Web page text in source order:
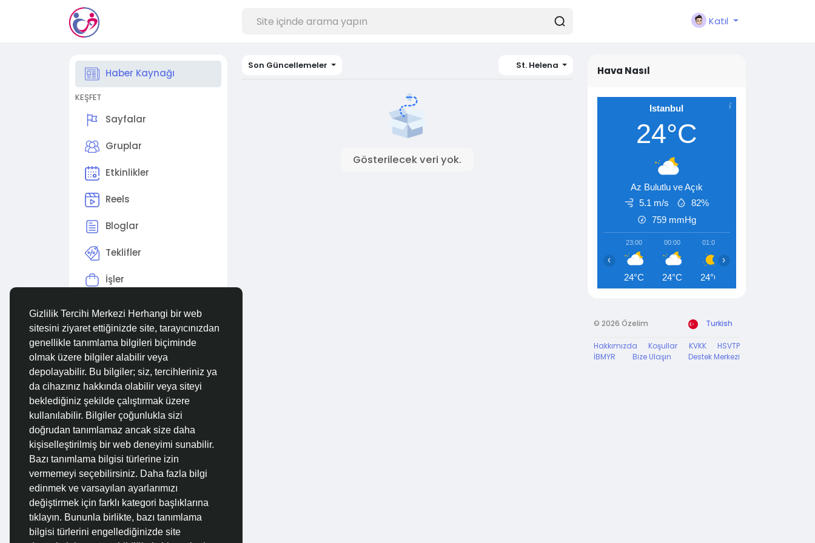
Gizlilik Tercihi Merkezi Herhangi bir web
sitesini ziyaret ettiğinizde site, tarayıcınızdan
genellikle tanımlama bilgileri biçiminde
olmak üzere bilgiler alabilir veya
depolayabilir. Bu bilgiler; siz, tercihleriniz ya
da cihazınız hakkında olabilir veya siteyi
beklediğiniz şekilde çalıştırmak üzere
kullanılabilir. Bilgiler çoğunlukla sizi
doğrudan tanımlamaz ancak size daha
kişiselleştirilmiş bir web deneyimi sunabilir.
Bazı tanımlama bilgisi türlerine izin
vermemeyi seçebilirsiniz. Daha fazla bilgi
edinmek ve varsayılan ayarlarımızı
değiştirmek için farklı kategori başlıklarına
tıklayın. Bununla birlikte, bazı tanımlama
bilgisi türlerini engellediğinizde site
Katıl
Haber Kaynağı
KEŞFET
Sayfalar
Gruplar
Etkinlikler
Reels
Bloglar
Teklifler
İşler
Filmler
Son Güncellemeler St. Helena
Gösterilecek veri yok.
Hava Nasıl
Istanbul
24°C
Az Bulutlu ve Açık
5.1 m/s
82%
759 mmHg
23:00
24°C
00:00
24°C
01:00
24°C
‹ ›
© 2026 Özelim Turkish
Hakkımızda Koşullar KVKK
HSVTP
İBMYR
Bize Ulaşın Destek Merkezi